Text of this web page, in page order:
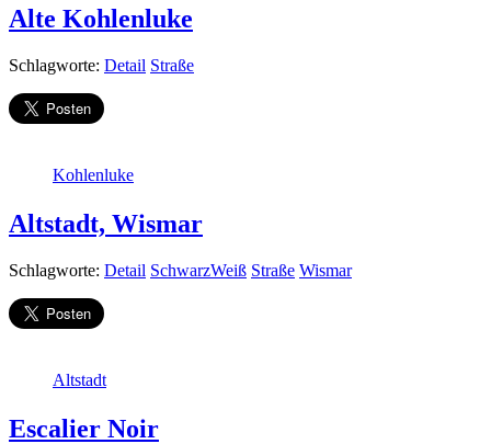
Alte Kohlenluke
Schlagworte: Detail Straße
Kohlenluke
Altstadt, Wismar
Schlagworte: Detail SchwarzWeiß Straße Wismar
Altstadt
Escalier Noir